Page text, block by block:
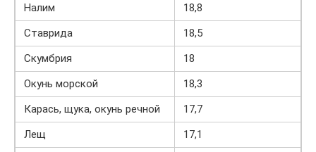
Налим
18,8
Ставрида
18,5
Скумбрия
18
Окунь морской
18,3
Карась, щука, окунь речной
17,7
Лещ
17,1